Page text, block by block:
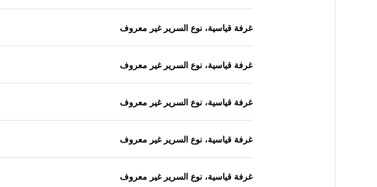
غرفة قياسية، نوع السرير غير معروف
غرفة قياسية، نوع السرير غير معروف
غرفة قياسية، نوع السرير غير معروف
غرفة قياسية، نوع السرير غير معروف
غرفة قياسية، نوع السرير غير معروف